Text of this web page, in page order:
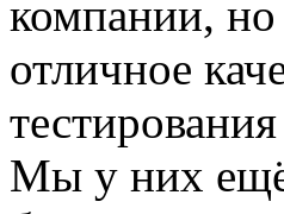
компании, но
отличное
Мы у них ещё